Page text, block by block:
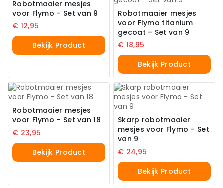
Robotmaaier mesjes
voor Flymo – Set van 9
€ 12,95
Bekijk Product
Robotmaaier mesjes
voor Flymo titanium
gecoat – Set van 9
€ 18,95
Bekijk Product
Robotmaaier mesjes
voor Flymo – Set van 18
€ 23,95
Bekijk Product
Skarp robotmaaier
mesjes voor Flymo – Set
van 9
€ 24,95
Bekijk Product